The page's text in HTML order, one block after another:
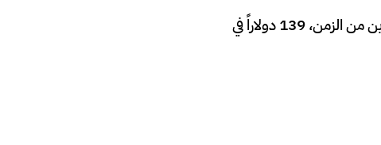
وسوف ينفق المعلنون أيضاً 75 في المائة من نصيب الفرد أكثر مما كان عليه قبل عقدين من الزمن، 139 دولاراً في